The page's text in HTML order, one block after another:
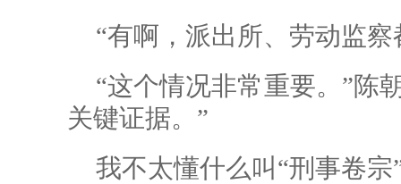
“有啊，派出所、劳动监
“这个情况非常重要。”陈
关键证据。”
我不太懂什么叫“刑事卷